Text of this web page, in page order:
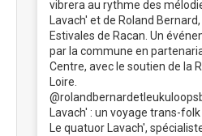
vibrera au rythme des
Lavach' et de Roland
Estivales de Racan. Un
par la commune en
Centre, avec le soutien de la
Loire.
Lavach' : un voyage trans-
Le quatuor Lavach',